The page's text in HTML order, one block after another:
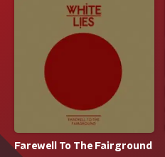
Farewell To The Fairground